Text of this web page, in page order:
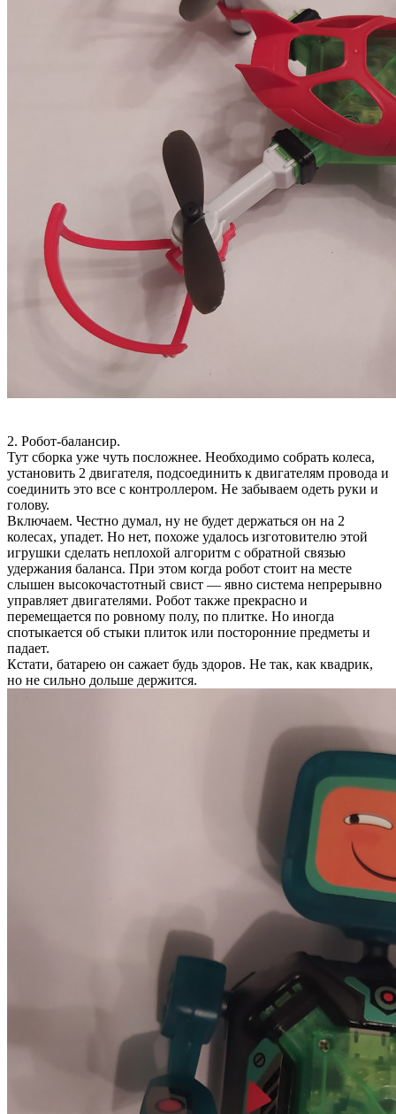
2. Робот-балансир.
Тут сборка уже чуть посложнее. Необходимо собрать колеса,
установить 2 двигателя, подсоединить к двигателям провода и
соединить это все с контроллером. Не забываем одеть руки и
голову.
Включаем. Честно думал, ну не будет держаться он на 2
колесах, упадет. Но нет, похоже удалось изготовителю этой
игрушки сделать неплохой алгоритм с обратной связью
удержания баланса. При этом когда робот стоит на месте
слышен высокочастотный свист — явно система непрерывно
управляет двигателями. Робот также прекрасно и
перемещается по ровному полу, по плитке. Но иногда
спотыкается об стыки плиток или посторонние предметы и
падает.
Кстати, батарею он сажает будь здоров. Не так, как квадрик,
но не сильно дольше держится.